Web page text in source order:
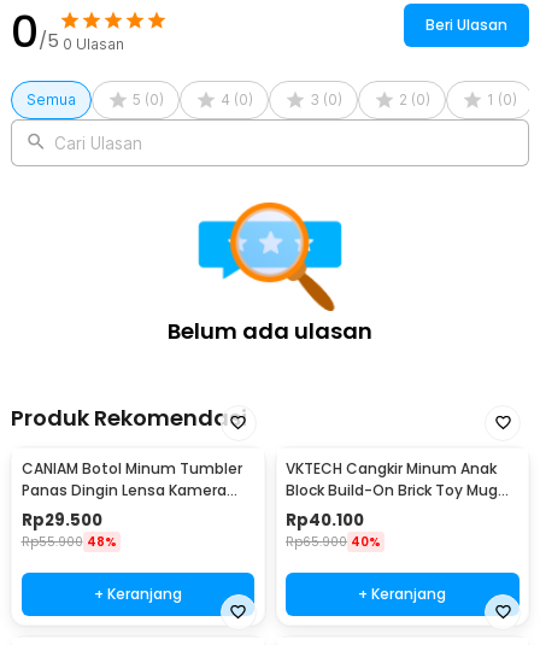
Smile 300ml - KT012
0/5 0 Ulasan
Beri Ulasan
Semua 5 (0) 4 (0) 3 (0) 2 (0) 1 (0)
Cari Ulasan
Belum ada ulasan
Produk Rekomendasi
CANIAM Botol Minum Tumbler
Panas Dingin Lensa Kamera
24-105mm 400ml
Rp29.500
Rp55.900 48%
+ Keranjang
VKTECH Cangkir Minum Anak
Block Build-On Brick Toy Mug
350ml - 936SN
Rp40.100
Rp65.900 40%
+ Keranjang